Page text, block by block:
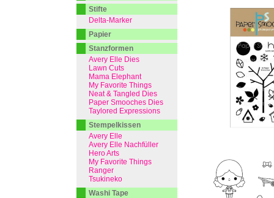
Stifte
Delta-Marker
Papier
Stanzformen
Avery Elle Dies
Lawn Cuts
Mama Elephant
My Favorite Things
Neat & Tangled Dies
Paper Smooches Dies
Taylored Expressions
Stempelkissen
Avery Elle
Avery Elle Nachfüller
Hero Arts
My Favorite Things
Ranger
Tsukineko
Washi Tape